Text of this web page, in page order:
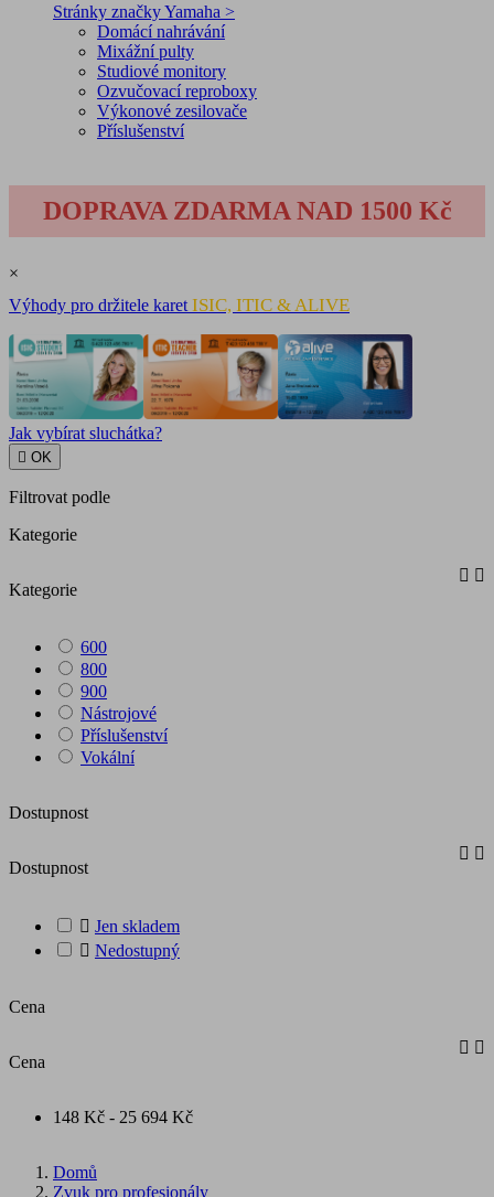
Stránky značky Yamaha >
Domácí nahrávání
Mixážní pulty
Studiové monitory
Ozvučovací reproboxy
Výkonové zesilovače
Příslušenství
DOPRAVA ZDARMA NAD 1500 Kč
×
Výhody pro držitele karet ISIC, ITIC & ALIVE
Jak vybírat sluchátka?
 OK
Filtrovat podle
Kategorie
Kategorie
 
600
800
900
Nástrojové
Příslušenství
Vokální
Dostupnost
Dostupnost
 
 Jen skladem
 Nedostupný
Cena
Cena
 
148 Kč - 25 694 Kč
Domů
Zvuk pro profesionály